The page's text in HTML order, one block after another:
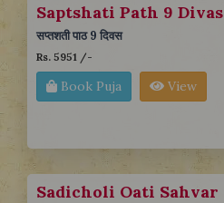
Saptshati Path 9 Divas
सप्तशती पाठ 9 दिवस
Rs. 5951 /-
Book Puja View
Sadicholi Oati Sahvar